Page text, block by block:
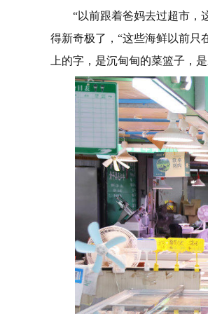
“以前跟着爸妈去过超市，
得新奇极了，“这些海鲜以前只
上的字，是沉甸甸的菜篮子，